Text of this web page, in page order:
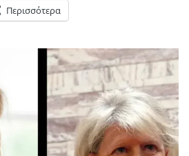
Περισσότερα